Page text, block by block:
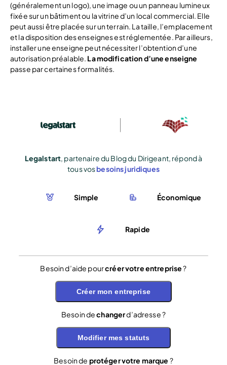
(généralement un logo), une image ou un panneau lumineux
fixée sur un bâtiment ou la vitrine d’un local commercial. Elle
peut aussi être placée sur un terrain. La taille, l’emplacement
et la disposition des enseignes est réglementée. Par ailleurs,
installer une enseigne peut nécessiter l’obtention d’une
autorisation préalable. La modification d’une enseigne
passe par certaines formalités.
Legalstart, partenaire du Blog du Dirigeant, répond à
tous vosbesoins juridiques
Simple Économique
Rapide
Besoin d’aide pourcréer votre entreprise?
Créer mon entreprise
Besoin dechangerd’adresse ?
Modifier mes statuts
Besoin de protéger votre marque ?